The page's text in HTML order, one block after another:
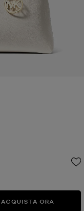
ACQUISTA ORA